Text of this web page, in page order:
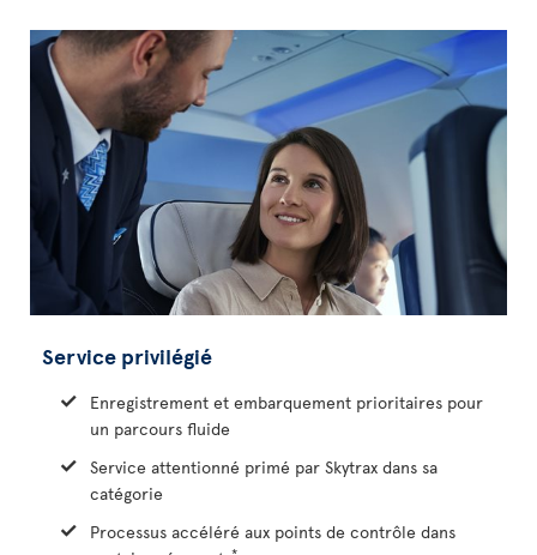
Service privilégié
Enregistrement et embarquement prioritaires pour
un parcours fluide
Service attentionné primé par Skytrax dans sa
catégorie
Processus accéléré aux points de contrôle dans